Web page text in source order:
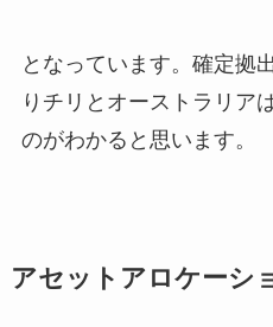
となっています。確定拠
りチリとオーストラリア
のがわかると思います。
アセットアロケーシ